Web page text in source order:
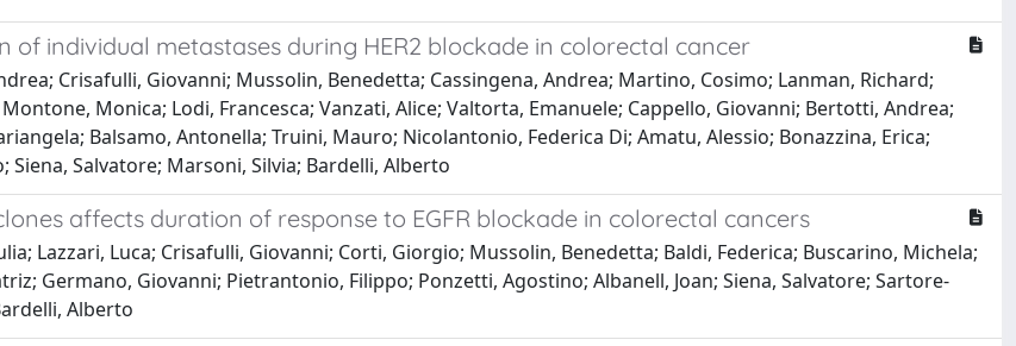
individual metastases during HER2 blockade in colorectal cancer
Crisafulli, Giovanni; Mussolin, Benedetta; Cassingena, Andrea; Martino, Cosimo; Lanman, Richard;
Monica; Lodi, Francesca; Vanzati, Alice; Valtorta, Emanuele; Cappello, Giovanni; Bertotti, Andrea;
Balsamo, Antonella; Truini, Mauro; Nicolantonio, Federica Di; Amatu, Alessio; Bonazzina, Erica;
Siena, Salvatore; Marsoni, Silvia; Bardelli, Alberto
affects duration of response to EGFR blockade in colorectal cancers
Lazzari, Luca; Crisafulli, Giovanni; Corti, Giorgio; Mussolin, Benedetta; Baldi, Federica; Buscarino, Michela;
Germano, Giovanni; Pietrantonio, Filippo; Ponzetti, Agostino; Albanell, Joan; Siena, Salvatore; Sartore-
Alberto